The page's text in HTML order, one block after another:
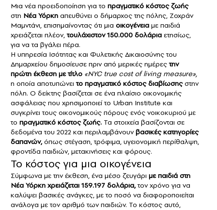
Μια νέα προειδοποίηση για το πραγματικό κόστος ζωής
στη Νέα Υόρκη απευθύνει ο δήμαρχος της πόλης, Ζοχράν
Μαμντάνι, επισημαίνοντας ότι μια οικογένεια με παιδιά
χρειάζεται πλέον,τουλάχιστον 150.000 δολάρια ετησίως,
για να τα βγάλει πέρα.
Η υπηρεσία Ισότητας και Φυλετικής Δικαιοσύνης του
Δημαρχείου δημοσίευσε πριν από μερικές ημέρεςτην
πρώτη έκθεση με τίτλο «NYC true cost of living measure»,
η οποία αποτυπώνει το πραγματικό κόστος διαβίωσηςστην
πόλη. Ο δείκτης βασίζεται σε ένα πλαίσιο οικονομικής
ασφάλειας που χρησιμοποιεί το Urban Institute και
συγκρίνει τους οικονομικούς πόρους ενός νοικοκυριού με
το πραγματικό κόστος ζωής. Τα στοιχεία βασίζονται σε
δεδομένα του 2022 και περιλαμβάνουνβασικές κατηγορίες
δαπανών,όπως στέγαση, τρόφιμα, υγειονομική περίθαλψη,
φροντίδα παιδιών, μετακινήσεις και φόρους.
Το κόστος για μια οικογένεια
Σύμφωνα με την έκθεση, ένα μέσο ζευγάρι με παιδιά στη
Νέα Υόρκη χρειάζεται 159.197 δολάρια,τον χρόνο για να
καλύψει βασικές ανάγκες, με το ποσό να διαφοροποιείται
ανάλογα με τον αριθμό των παιδιών. Το κόστος αυτό,